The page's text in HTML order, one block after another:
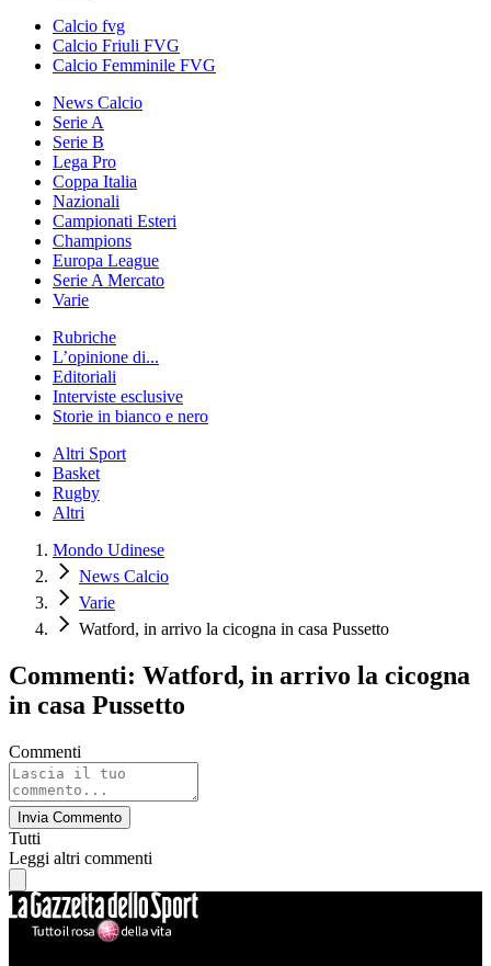
Calcio fvg
Calcio Friuli FVG
Calcio Femminile FVG
News Calcio
Serie A
Serie B
Lega Pro
Coppa Italia
Nazionali
Campionati Esteri
Champions
Europa League
Serie A Mercato
Varie
Rubriche
L’opinione di...
Editoriali
Interviste esclusive
Storie in bianco e nero
Altri Sport
Basket
Rugby
Altri
Mondo Udinese
News Calcio
Varie
Watford, in arrivo la cicogna in casa Pussetto
Commenti: Watford, in arrivo la cicogna
in casa Pussetto
Commenti
Invia Commento
Tutti
Leggi altri commenti